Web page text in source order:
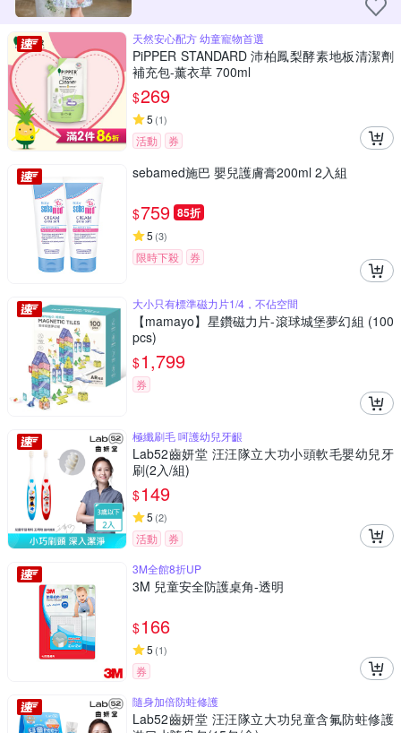
天然安心配方 幼童寵物首選
PiPPER STANDARD 沛柏鳳梨酵素地板清潔劑
補充包-薰衣草 700ml
$269
5 (1)
活動 券
sebamed施巴 嬰兒護膚膏200ml 2入組
$759 85折
5 (3)
限時下殺 券
大小只有標準磁力片1/4，不佔空間
【mamayo】星鑽磁力片-滾球城堡夢幻組 (100
pcs)
$1,799
券
極纖刷毛 呵護幼兒牙齦
Lab52齒妍堂 汪汪隊立大功小頭軟毛嬰幼兒牙
刷(2入/組)
$149
5 (2)
活動
券
3M全館8折UP
3M 兒童安全防護桌角-透明
$166
5 (1)
券
隨身加倍防蛀修護
Lab52齒妍堂 汪汪隊立大功兒童含氟防蛀修護